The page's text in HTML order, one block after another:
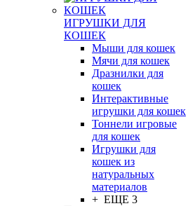
ИГРУШКИ ДЛЯ
КОШЕК
Мыши для кошек
Мячи для кошек
Дразнилки для
кошек
Интерактивные
игрушки для кошек
Тоннели игровые
для кошек
Игрушки для
кошек из
натуральных
материалов
+ ЕЩЕ 3